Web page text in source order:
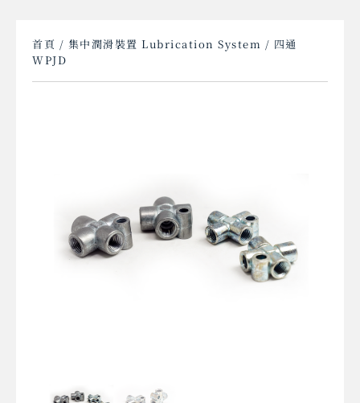
首頁 / 集中潤滑裝置 Lubrication System / 四通
WPJD